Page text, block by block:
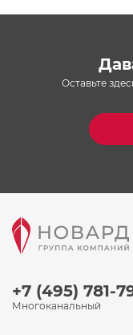
Оставьте
+7 (495) 781-
Многоканальный